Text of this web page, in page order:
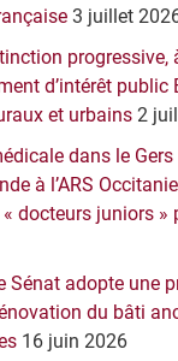
3 juillet
progressive,
d’intérêt public
et urbains 2
dans le Gers
à l’ARS
docteurs juniors »
Sénat adopte une
du bâti
16 juin 2026